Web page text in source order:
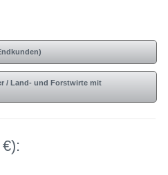
/ Land- und Forstwirte mit